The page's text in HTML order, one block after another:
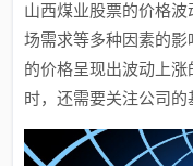
山西煤业股票的价格
场需求等多种因素的
的价格呈现出波动上
时，还需要关注公司的